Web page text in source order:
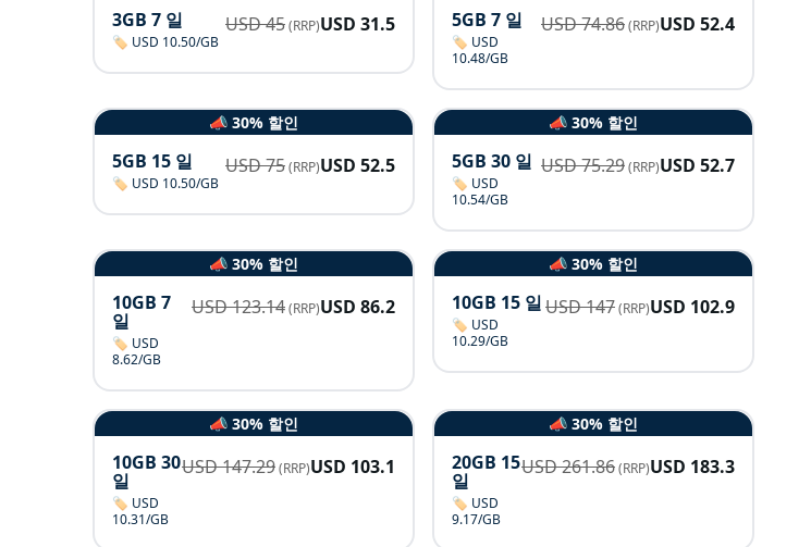
3GB 7 일
🏷️ USD 10.50/GB
USD45(RRP)USD 31.5 5GB 7 일
🏷️ USD
10.48/GB
USD74.86(RRP)USD 52.4
📣 30% 할인
5GB 15 일
🏷️ USD 10.50/GB
USD75(RRP)USD 52.5
📣 30% 할인
5GB 30 일
🏷️ USD
10.54/GB
USD75.29(RRP)USD 52.7
📣 30% 할인
10GB 7
일
🏷️ USD
8.62/GB
USD123.14(RRP)USD 86.2
📣 30% 할인
10GB 15 일
🏷️ USD
10.29/GB
USD147(RRP)USD 102.9
📣 30% 할인
10GB 30
일
🏷️ USD
10.31/GB
USD147.29(RRP)USD 103.1
📣 30% 할인
20GB 15
일
🏷️ USD
9.17/GB
USD261.86(RRP)USD 183.3